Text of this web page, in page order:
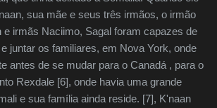
sua mãe e seus três irmãos, o irmão
e irmãs Naciimo, Sagal foram capazes de
juntar os familiares, em Nova York, onde
antes de se mudar para o Canadá , para o
Rexdale [6], onde havia uma grande
e sua família ainda reside. [7], K'naan